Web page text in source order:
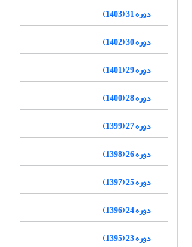
دوره 31 (1403)
دوره 30 (1402)
دوره 29 (1401)
دوره 28 (1400)
دوره 27 (1399)
دوره 26 (1398)
دوره 25 (1397)
دوره 24 (1396)
دوره 23 (1395)